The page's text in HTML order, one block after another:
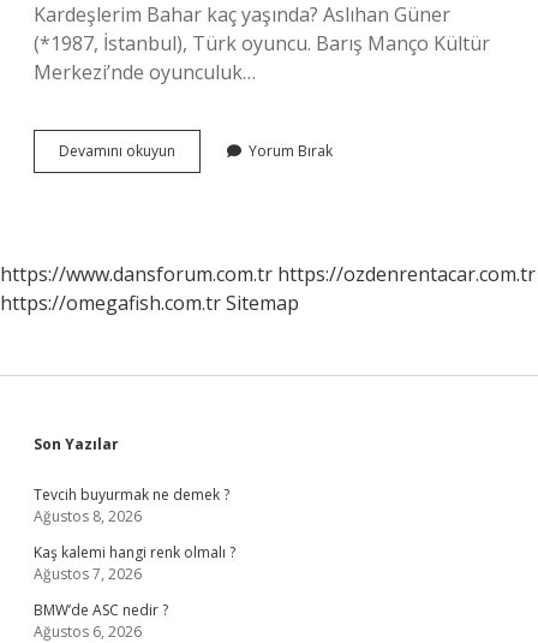
Kardeşlerim Bahar kaç yaşında? Aslıhan Güner
(*1987, İstanbul), Türk oyuncu. Barış Manço Kültür
Merkezi’nde oyunculuk…
Devamını okuyun Kardeşlerim
Hilmiye
Yorum Bırak
https://www.dansforum.com.tr https://ozdenrentacar.com.tr
https://omegafish.com.trSitemap
Sidebar
Son Yazılar
Tevcih buyurmak ne demek ?
Ağustos 8, 2026
Kaş kalemi hangi renk olmalı ?
Ağustos 7, 2026
BMW’de ASC nedir ?
Ağustos 6, 2026